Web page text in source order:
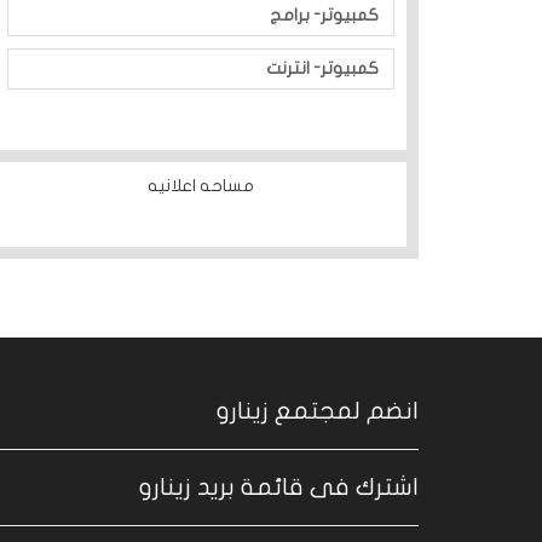
كمبيوتر- برامج
كمبيوتر- انترنت
مساحه اعلانيه
انضم لمجتمع زينارو
اشترك فى قائمة بريد زينارو